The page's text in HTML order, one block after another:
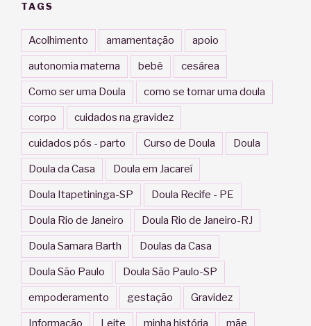
TAGS
Acolhimento amamentação apoio
autonomia materna bebê cesárea
Como ser uma Doula como se tornar uma doula
corpo cuidados na gravidez
cuidados pós - parto Curso de Doula Doula
Doula da Casa Doula em Jacareí
Doula Itapetininga-SP Doula Recife - PE
Doula Rio de Janeiro Doula Rio de Janeiro-RJ
Doula Samara Barth Doulas da Casa
Doula São Paulo Doula São Paulo-SP
empoderamento gestação Gravidez
Informação Leite minha história mãe